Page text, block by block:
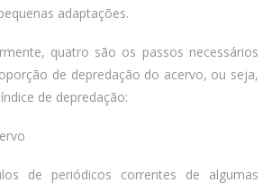
adaptações.
quatro são os passos necessários
de depredação do acervo, ou seja,
de depredação:
de periódicos correntes de algumas